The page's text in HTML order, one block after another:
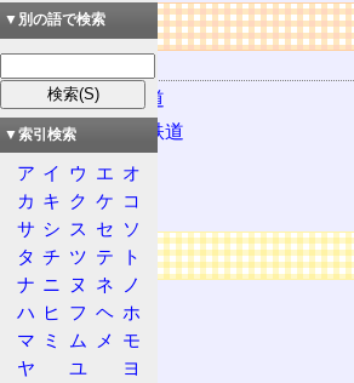
リンク
四国旅客鉄道
西日本旅客鉄道
本四備讃線
予讃本線
広告
▼別の語で検索
▼索引検索
ア イ ウ エ オ
カ キ ク ケ コ
サ シ ス セ ソ
タ チ ツ テ
ト
ナ ニ ヌ ネ
ノ
ハ ヒ フ ヘ ホ
マ ミ ム メ
モ
ヤ
ユ
ヨ